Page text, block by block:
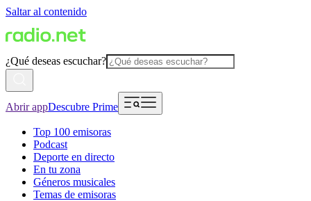
Saltar al contenido
¿Qué deseas escuchar?
Abrir appDescubre Prime
Top 100 emisoras
Podcast
Deporte en directo
En tu zona
Géneros musicales
Temas de emisoras